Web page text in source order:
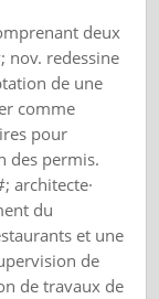
deux
nov. redessine
de une
comme
pour
des permis.
architecte·
du
et une
de
de travaux de